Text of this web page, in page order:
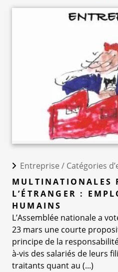
Entreprise / Catégories
MULTINATIONALES
L’ÉTRANGER :
HUMAINS
L’Assemblée nationale a
23 mars une courte
principe de la
à-vis des salariés de leurs
traitants quant au (...)